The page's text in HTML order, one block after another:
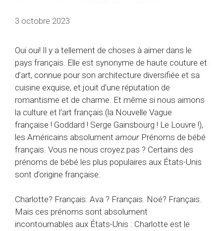
3 octobre 2023
Oui oui! Il y a tellement de choses à aimer dans le
pays français. Elle est synonyme de haute couture et
d’art, connue pour son architecture diversifiée et sa
cuisine exquise, et jouit d’une réputation de
romantisme et de charme. Et même si nous aimons
la culture et l’art français (la Nouvelle Vague
française ! Goddard ! Serge Gainsbourg ! Le Louvre !),
les Américains absolument amour Prénoms de bébé
français. Vous ne nous croyez pas ? Certains des
prénoms de bébé les plus populaires aux États-Unis
sont d’origine française.
Charlotte? Français. Ava ? Français. Noé? Français.
Mais ces prénoms sont absolument
incontournables aux États-Unis : Charlotte est le